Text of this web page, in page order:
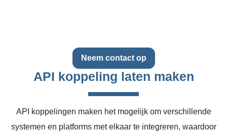
Neem contact op
API koppeling laten maken
API koppelingen maken het mogelijk om verschillende
systemen en platforms met elkaar te integreren, waardoor